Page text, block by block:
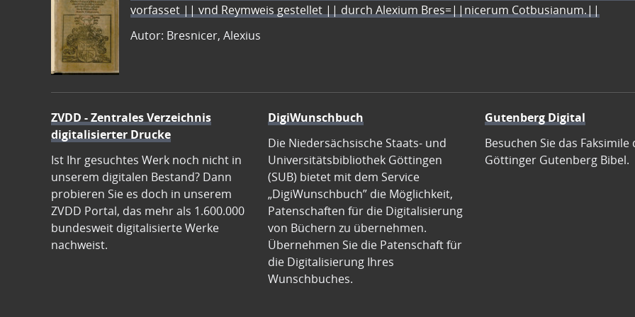
vorfasset || vnd Reymweis gestellet || durch Alexium Bres=||nicerum Cotbusianum.||
Autor: Bresnicer, Alexius
ZVDD - Zentrales Verzeichnis
digitalisierter Drucke
Ist Ihr gesuchtes Werk noch nicht in
unserem digitalen Bestand? Dann
probieren Sie es doch in unserem
ZVDD Portal, das mehr als 1.600.000
bundesweit digitalisierte Werke
nachweist.
DigiWunschbuch
Die Niedersächsische Staats- und
Universitätsbibliothek Göttingen
(SUB) bietet mit dem Service
„DigiWunschbuch” die Möglichkeit,
Patenschaften für die Digitalisierung
von Büchern zu übernehmen.
Übernehmen Sie die Patenschaft für
die Digitalisierung Ihres
Wunschbuches.
Gutenberg Digital
Besuchen Sie das Faksimile
Göttinger Gutenberg Bibel.